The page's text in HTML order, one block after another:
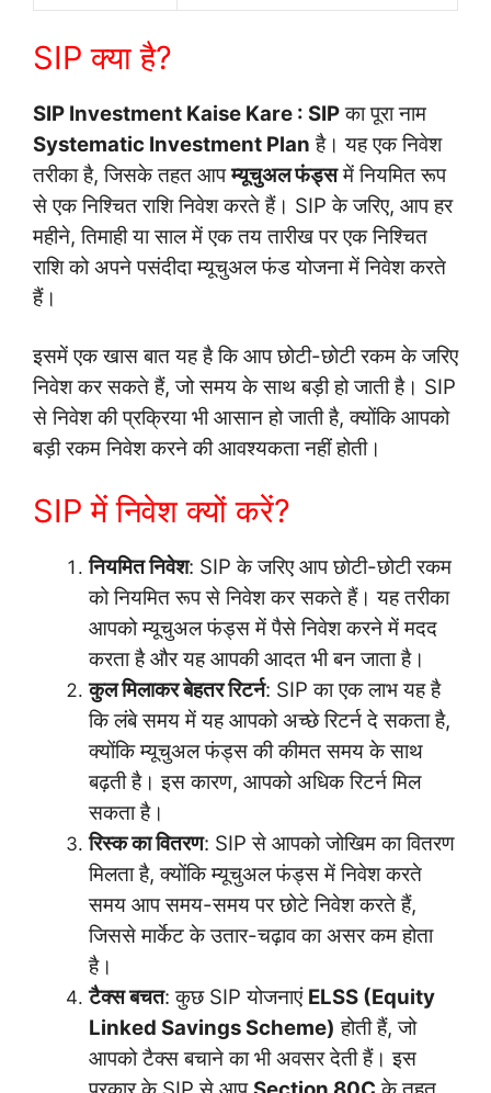
SIP क्या है?
SIP Investment Kaise Kare : SIPका पूरा नाम
Systematic Investment Plan है। यह एक निवेश
तरीका है, जिसके तहत आपम्यूचुअल फंड्समें नियमित रूप
से एक निश्चित राशि निवेश करते हैं। SIP के जरिए, आप हर
महीने, तिमाही या साल में एक तय तारीख पर एक निश्चित
राशि को अपने पसंदीदा म्यूचुअल फंड योजना में निवेश करते
हैं।
इसमें एक खास बात यह है कि आप छोटी-छोटी रकम के जरिए
निवेश कर सकते हैं, जो समय के साथ बड़ी हो जाती है। SIP
से निवेश की प्रक्रिया भी आसान हो जाती है, क्योंकि आपको
बड़ी रकम निवेश करने की आवश्यकता नहीं होती।
SIP में निवेश क्यों करें?
नियमित निवेश: SIP के जरिए आप छोटी-छोटी रकम
को नियमित रूप से निवेश कर सकते हैं। यह तरीका
आपको म्यूचुअल फंड्स में पैसे निवेश करने में मदद
करता है और यह आपकी आदत भी बन जाता है।
कुल मिलाकर बेहतर रिटर्न: SIP का एक लाभ यह है
कि लंबे समय में यह आपको अच्छे रिटर्न दे सकता है,
क्योंकि म्यूचुअल फंड्स की कीमत समय के साथ
बढ़ती है। इस कारण, आपको अधिक रिटर्न मिल
सकता है।
रिस्क का वितरण: SIP से आपको जोखिम का वितरण
मिलता है, क्योंकि म्यूचुअल फंड्स में निवेश करते
समय आप समय-समय पर छोटे निवेश करते हैं,
जिससे मार्केट के उतार-चढ़ाव का असर कम होता
है।
टैक्स बचत: कुछ SIP योजनाएं ELSS (Equity
Linked Savings Scheme) होती हैं, जो
आपको टैक्स बचाने का भी अवसर देती हैं। इस